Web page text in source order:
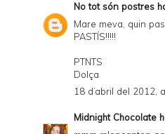
No tot són postres
Mare meva, quin
PASTÍS!!!!!
PTNTS
Dolça
18 d’abril del 2012,
Midnight Chocolate